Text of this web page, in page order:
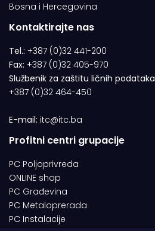
Bosna i Hercegovina
Kontaktirajte nas
Tel.: +387 (0)32 441-200
Fax: +387 (0)32 405-970
Službenik za zaštitu ličnih podataka
+387 (0)32 464-450
E-mail: itc@itc.ba
Profitni centri grupacije
PC Poljoprivreda
ONLINE shop
PC Građevina
PC Metaloprerada
PC Instalacije